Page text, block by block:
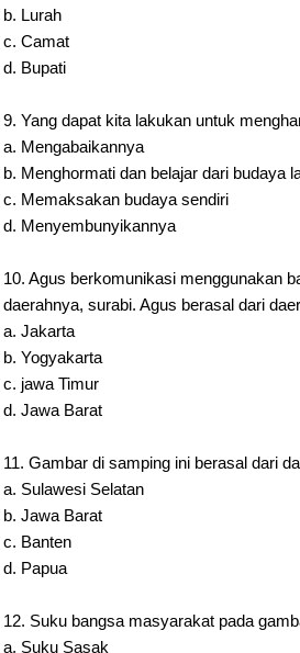
b. Lurah
c. Camat
d. Bupati
9. Yang dapat kita lakukan untuk
a. Mengabaikannya
b. Menghormati dan belajar dari budaya
c. Memaksakan budaya sendiri
d. Menyembunyikannya
10. Agus berkomunikasi menggunakan
daerahnya, surabi. Agus berasal dari
a. Jakarta
b. Yogyakarta
c. jawa Timur
d. Jawa Barat
11. Gambar di samping ini berasal dari
a. Sulawesi Selatan
b. Jawa Barat
c. Banten
d. Papua
12. Suku bangsa masyarakat pada
a. Suku Sasak